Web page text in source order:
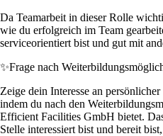
Da Teamarbeit in dieser Rolle
wie du erfolgreich im Team
serviceorientiert bist und gut mit
✨Frage nach
Zeige dein Interesse an
indem du nach den
Efficient Facilities GmbH bietet.
Stelle interessiert bist und bereit